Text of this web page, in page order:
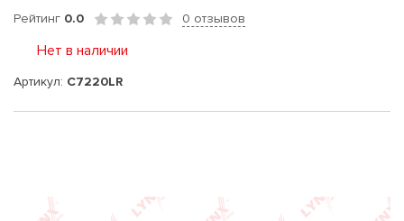
Рейтинг 0.0 0 отзывов
Нет в наличии
Артикул: C7220LR